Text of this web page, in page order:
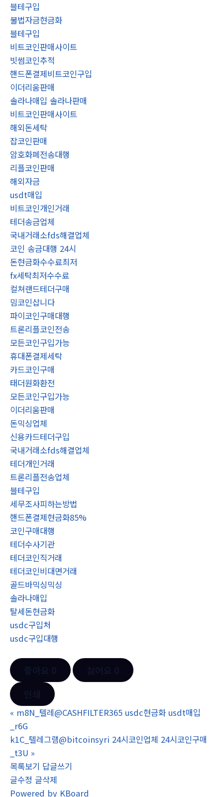
블테구입
불법자금현금화
블테구입
비트코인판매사이트
빗썸코인추적
핸드폰결제비트코인구입
이더리움판매
솔라나매입 솔라나판매
비트코인판매사이트
해외돈세탁
잡코인판매
암호화폐전송대행
리플코인판매
해외자금
usdt매입
비트코인개인거래
테더송금업체
국내거래소fds해결업체
코인 송금대행 24시
돈현금화수수료최저
fx세탁최저수수료
컬쳐랜드테더구매
밈코인삽니다
파이코인구매대행
트론리플코인전송
모든코인구입가능
휴대폰결제세탁
카드코인구매
태더원화환전
모든코인구입가능
이더리움판매
돈믹싱업체
신용카드테더구입
국내거래소fds해결업체
테더개인거래
트론리플전송업체
블테구입
세무조사피하는방법
핸드폰결제현금화85%
코인구매대행
테더수사기관
테더코인직거래
테더코인비대면거래
골드바믹싱믹싱
솔라나매입
탈세돈현금화
usdc구입처
usdc구입대행
« m8N_텔레@CASHFILTER365 usdc현금화 usdt매입
_r6G
k1C_텔레그램@bitcoinsyri 24시코인업체 24시코인구매
_t3U »
목록보기 답글쓰기
글수정 글삭제
Powered by KBoard